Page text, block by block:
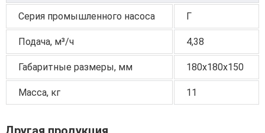
Серия промышленного насоса Г
Подача, м³/ч 4,38
Габаритные размеры, мм 180х180х150
Масса, кг 11